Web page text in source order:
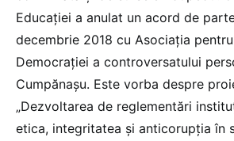
Educației a anulat un acord de
decembrie 2018 cu Asociația
Democrației a controversatului
Cumpănașu. Este vorba despre
„Dezvoltarea de reglementări
etica, integritatea și anticorupția în